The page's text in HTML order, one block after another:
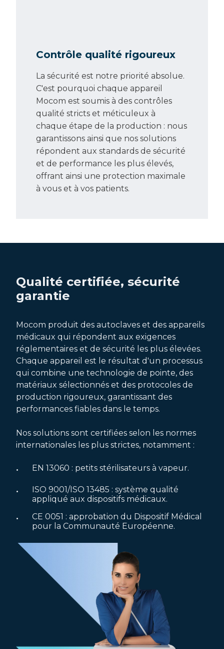
Contrôle qualité rigoureux
La sécurité est notre priorité absolue.
C'est pourquoi chaque appareil
Mocom est soumis à des contrôles
qualité stricts et méticuleux à
chaque étape de la production : nous
garantissons ainsi que nos solutions
répondent aux standards de sécurité
et de performance les plus élevés,
offrant ainsi une protection maximale
à vous et à vos patients.
Qualité certifiée, sécurité
garantie
Mocom produit des autoclaves et des appareils
médicaux qui répondent aux exigences
réglementaires et de sécurité les plus élevées.
Chaque appareil est le résultat d'un processus
qui combine une technologie de pointe, des
matériaux sélectionnés et des protocoles de
production rigoureux, garantissant des
performances fiables dans le temps.
Nos solutions sont certifiées selon les normes
internationales les plus strictes, notamment :
EN 13060 : petits stérilisateurs à vapeur.
ISO 9001/ISO 13485 : système qualité
appliqué aux dispositifs médicaux.
CE 0051 : approbation du Dispositif Médical
pour la Communauté Européenne.